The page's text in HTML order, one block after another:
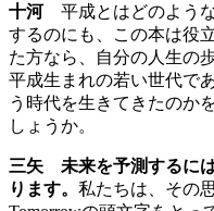
十河平成とはどのような
するのにも、この本は役
た方なら、自分の人生の
平成生まれの若い世代で
う時代を生きてきたのか
しょうか。
三矢
未来を予測するに
ります。 私たちは、その思